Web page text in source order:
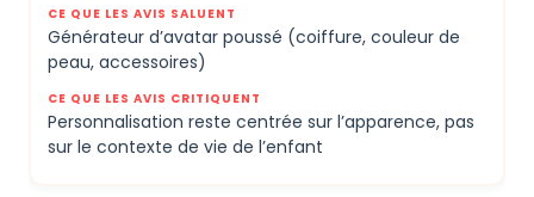
Générateur d’avatar poussé (coiffure, couleur de
peau, accessoires)
Personnalisation reste centrée sur l’apparence, pas
sur le contexte de vie de l’enfant